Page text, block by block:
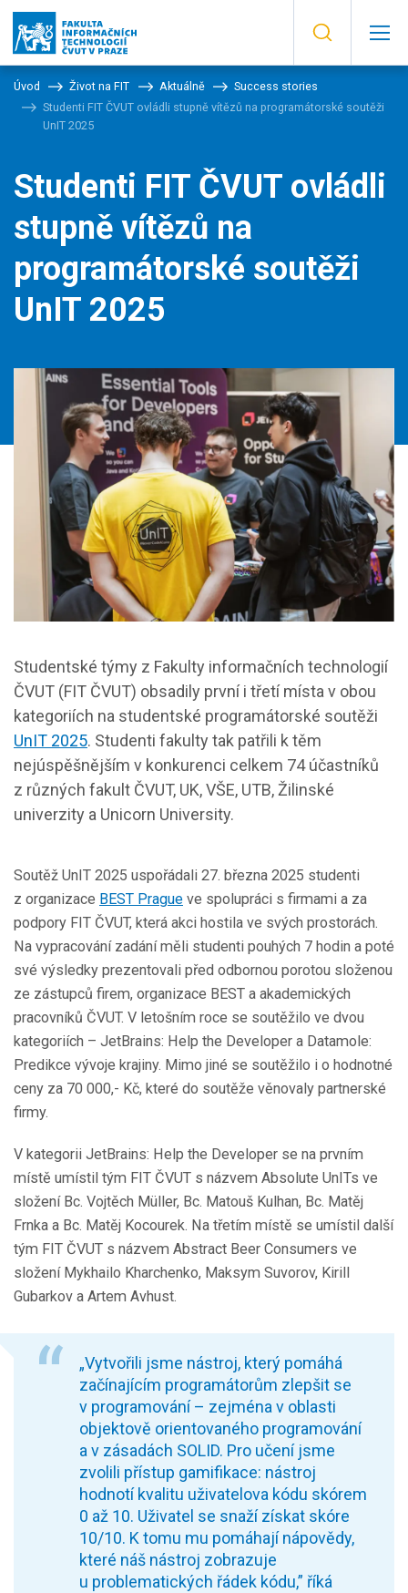
Úvod Život na FIT Aktuálně
Success stories
Studenti FIT ČVUT ovládli stupně vítězů na programátorské soutěži
UnIT 2025
Studenti FIT ČVUT ovládli
stupně vítězů na
programátorské soutěži
UnIT 2025
Studentské týmy z Fakulty informačních technologií
ČVUT (FIT ČVUT) obsadily první i třetí místa v obou
kategoriích na studentské programátorské soutěži
UnIT 2025. Studenti fakulty tak patřili k těm
nejúspěšnějším v konkurenci celkem 74 účastníků
z různých fakult ČVUT, UK, VŠE, UTB, Žilinské
univerzity a Unicorn University.
Soutěž UnIT 2025 uspořádali 27. března 2025 studenti
z organizace BEST Prague ve spolupráci s firmami a za
podpory FIT ČVUT, která akci hostila ve svých prostorách.
Na vypracování zadání měli studenti pouhých 7 hodin a poté
své výsledky prezentovali před odbornou porotou složenou
ze zástupců firem, organizace BEST a akademických
pracovníků ČVUT. V letošním roce se soutěžilo ve dvou
kategoriích – JetBrains: Help the Developer a Datamole:
Predikce vývoje krajiny. Mimo jiné se soutěžilo i o hodnotné
ceny za 70 000,- Kč, které do soutěže věnovaly partnerské
firmy.
V kategorii JetBrains: Help the Developer se na prvním
místě umístil tým FIT ČVUT s názvem Absolute UnITs ve
složení Bc. Vojtěch Müller, Bc. Matouš Kulhan, Bc. Matěj
Frnka a Bc. Matěj Kocourek. Na třetím místě se umístil další
tým FIT ČVUT s názvem Abstract Beer Consumers ve
složení Mykhailo Kharchenko, Maksym Suvorov, Kirill
Gubarkov a Artem Avhust.
„Vytvořili jsme nástroj, který pomáhá
začínajícím programátorům zlepšit se
v programování – zejména v oblasti
objektově orientovaného programování
a v zásadách SOLID. Pro učení jsme
zvolili přístup gamifikace: nástroj
hodnotí kvalitu uživatelova kódu skórem
0 až 10. Uživatel se snaží získat skóre
10/10. K tomu mu pomáhají nápovědy,
které náš nástroj zobrazuje
u problematických řádek kódu,” říká